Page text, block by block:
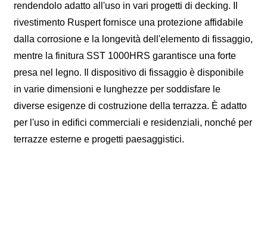
rendendolo adatto all'uso in vari progetti di decking. Il
rivestimento Ruspert fornisce una protezione affidabile
dalla corrosione e la longevità dell'elemento di fissaggio,
mentre la finitura SST 1000HRS garantisce una forte
presa nel legno. Il dispositivo di fissaggio è disponibile
in varie dimensioni e lunghezze per soddisfare le
diverse esigenze di costruzione della terrazza. È adatto
per l'uso in edifici commerciali e residenziali, nonché per
terrazze esterne e progetti paesaggistici.